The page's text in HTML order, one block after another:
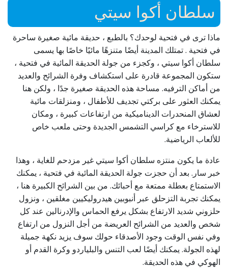
سلطان أكوا سيتي
ماذا ترى في فتحية لوحدك؟ بالطبع ، حديقة مائية صغيرة ساحرة
في فتحية . تمتلك المدينة أيضًا متنزهًا مائيًا خاصًا بها يسمى
سلطان أكوا سيتي ، وكجزء من جولة الحديقة المائية في فتحية ،
ستكون المجموعة قادرة على استكشاف وفرة الشرائح والعديد
من أماكن الترفيه. مساحة هذه الحديقة صغيرة جدًا ، ولكن هنا
يمكنك العثور على بركتي ​​تجديف للأطفال ، ومنزلقات مائية
لعشاق المنحدرات الديناميكية من ارتفاعات كبيرة ، ومكان
للاسترخاء مع كراسي التشمس الجديدة وحتى ملعب خاص
للألعاب الرياضية.
عادة ما يكون منتزه سلطان أكوا سيتي غير مزدحم للغاية ، وهذا
خبر سار. بعد أن حجزت جولة الحديقة المائية في فتحية ، يمكنك
الاستمتاع بعطلة ممتعة مع أحبائك. من بين الشرائح الكبيرة هنا ،
يمكنك تجربة التزحلق عبر أنبوبين هيدروليكيين مغلقين ، ونزول
حلزوني شديد الارتفاع بشكل يرفع الحماس والإدرنالين عند كل
شخص والعديد من الشرائح العريضة من أجل النزول من ارتفاع
وفي نفس الوقت وجود الأصدقاء حولك سوف يزيد نكهة جميلة
لهذه الجولة. يمكنك أيضًا لعب التنس والبلياردو وكرة القدم أو
الهوكي في هذه الحديقة.